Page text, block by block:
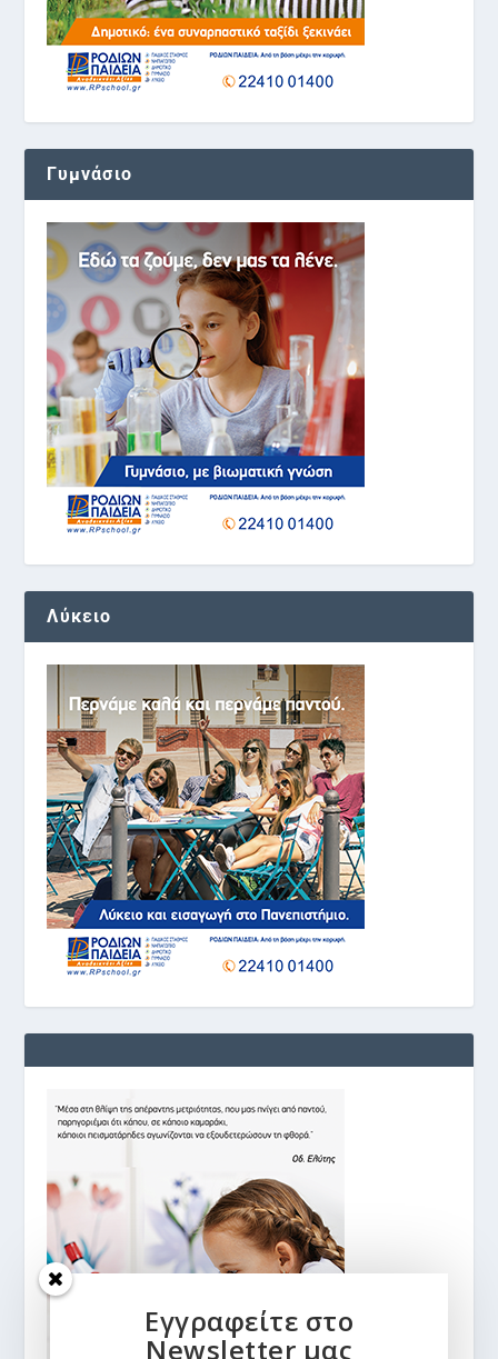
Γυμνάσιο
Λύκειο
Εγγραφείτε στο
Newsletter μας